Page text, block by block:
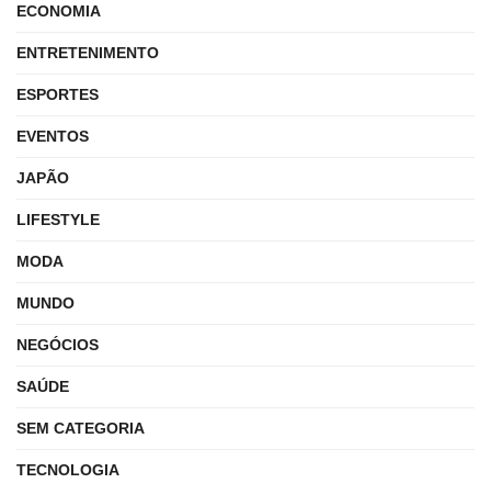
ECONOMIA
ENTRETENIMENTO
ESPORTES
EVENTOS
JAPÃO
LIFESTYLE
MODA
MUNDO
NEGÓCIOS
SAÚDE
SEM CATEGORIA
TECNOLOGIA